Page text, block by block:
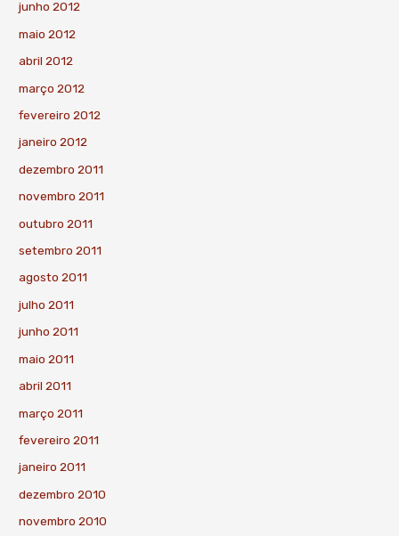
junho 2012
maio 2012
abril 2012
março 2012
fevereiro 2012
janeiro 2012
dezembro 2011
novembro 2011
outubro 2011
setembro 2011
agosto 2011
julho 2011
junho 2011
maio 2011
abril 2011
março 2011
fevereiro 2011
janeiro 2011
dezembro 2010
novembro 2010